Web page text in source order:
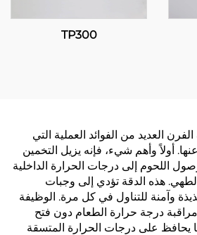
TP300
العديد من الفوائد العملية التي
أولاً وأهم شيء، فإنه يزيل التخمين
اللحوم إلى درجات الحرارة الداخلية
هذه الدقة تؤدي إلى وجبات
وآمنة للتناول في كل مرة. الوظيفة
مراقبة درجة حرارة الطعام دون فتح
يحافظ على درجات الحرارة المتسقة